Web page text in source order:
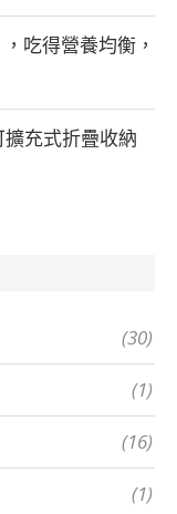
吃得營養均衡，
充式折疊收納
(30)
(1)
(16)
(1)